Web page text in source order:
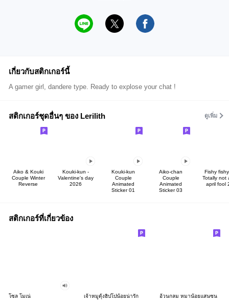
เกี่ยวกับสติกเกอร์นี้
A gamer girl, dandere type. Ready to explose your chat !
สติกเกอร์ชุดอื่นๆ ของ Lerilith ดูเพิ่ม
Aiko & Kouki
Couple Winter
Reverse
Kouki-kun -
Valentine's day
2026
Kouki-kun
Couple
Animated
Sticker 01
Aiko-chan
Couple
Animated
Sticker 03
Fishy
Totally not
april fool
สติกเกอร์ที่เกี่ยวข้อง
โซล โมเน่ เจ้าหมูดุ้งฮิปโปน้อยน่ารัก อ้วนกลม หมาน้อยแสนซน